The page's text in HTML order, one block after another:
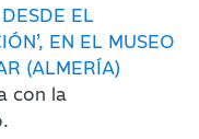
EL
EN EL MUSEO
(ALMERÍA)
con la